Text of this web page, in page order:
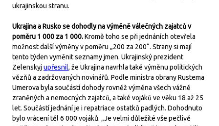
ukrajinskou stranu.
Ukrajina a Rusko se dohodly na výměně válečných zajatců v
poměru 1 000 za 1 000.Kromě toho se při jednáních otevřela
možnost další výměny v poměru „200 za 200“. Strany si mají
tento týden vyměnit seznamy jmen. Ukrajinský prezident
Zelenskyjupřesnil, že Ukrajina navrhla také výměnu politických
vězňů a zadržovaných novinářů. Podle ministra obrany Rustema
Umerova byla součástí dohody rovněž výměna všech vážně
zraněných a nemocných zajatců, a také vojáků ve věku 18 až 25
let. Součástí jednání je i repatriace ostatků padlých. Dohodnuto
bylo vrácení těl 6 000 vojáků. „Je velmi důležité vše pečlivě